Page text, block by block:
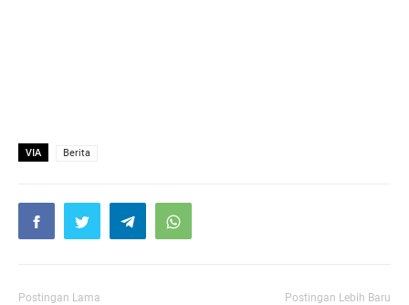
VIA Berita
Postingan Lama Postingan Lebih Baru